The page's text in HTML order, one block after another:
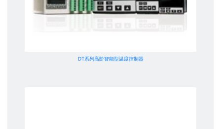
DT系列高阶智能型温度控制器